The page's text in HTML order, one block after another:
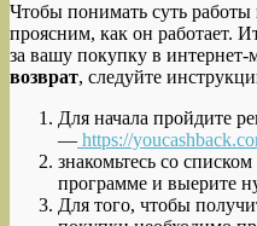
Чтобы понимать суть работы
проясним, как он работает.
за вашу покупку в интернет-
возврат, следуйте
Для начала пройдите
— https://
знакомьтесь со
программе и выерите
Для того, чтобы